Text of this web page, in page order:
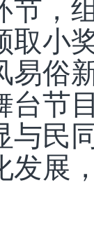
节，
取小
易俗
台节
与民
发展